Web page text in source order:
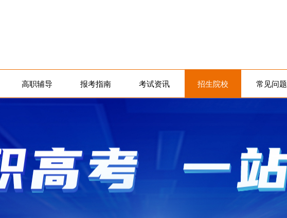
高职辅导 报考指南 考试资讯 招生院校 常见问题